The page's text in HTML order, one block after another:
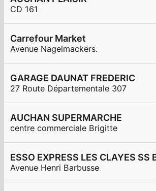
CD 161
Carrefour Market
Avenue Nagelmackers.
GARAGE DAUNAT FREDERIC
27 Route Départementale 307
AUCHAN SUPERMARCHE
centre commerciale Brigitte
Avenue Henri Barbusse